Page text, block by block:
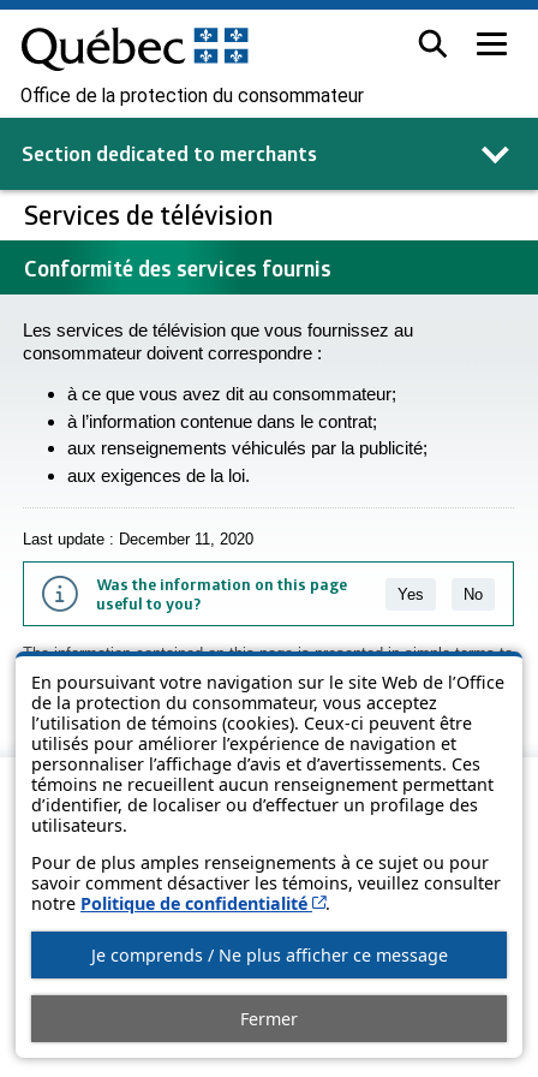
En poursuivant votre navigation sur le site Web de l’Office
de la protection du consommateur, vous acceptez
l’utilisation de témoins (cookies). Ceux-ci peuvent être
utilisés pour améliorer l’expérience de navigation et
personnaliser l’affichage d’avis et d’avertissements. Ces
témoins ne recueillent aucun renseignement permettant
d’identifier, de localiser ou d’effectuer un profilage des
utilisateurs.
Pour de plus amples renseignements à ce sujet ou pour
savoir comment désactiver les témoins, veuillez consulter
notre Politique de confidentialité Cet hyperlien s’ouvrira
.
Je comprends / Ne plus afficher ce message
Fermer
Office de la protection du consommateur
Section dedicated to merchants
Services de télévision
Conformité des services fournis
Les services de télévision que vous fournissez au
consommateur doivent correspondre :
à ce que vous avez dit au consommateur;
à l’information contenue dans le contrat;
aux renseignements véhiculés par la publicité;
aux exigences de la loi.
Last update : December 11, 2020
Was the information on this page
useful to you?
Yes No
The information contained on this page is presented in simple terms to
make it easier to understand. It does not replace the texts of the laws
and regulations.
© Government of Québec, 2013-2025